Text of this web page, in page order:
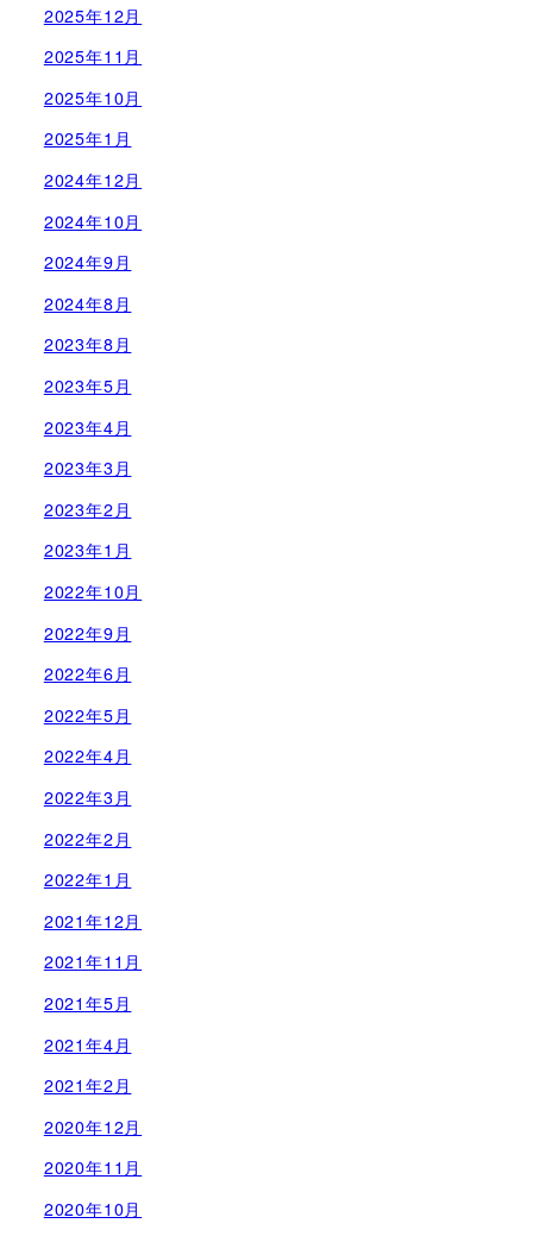
2025年12月
2025年11月
2025年10月
2025年1月
2024年12月
2024年10月
2024年9月
2024年8月
2023年8月
2023年5月
2023年4月
2023年3月
2023年2月
2023年1月
2022年10月
2022年9月
2022年6月
2022年5月
2022年4月
2022年3月
2022年2月
2022年1月
2021年12月
2021年11月
2021年5月
2021年4月
2021年2月
2020年12月
2020年11月
2020年10月